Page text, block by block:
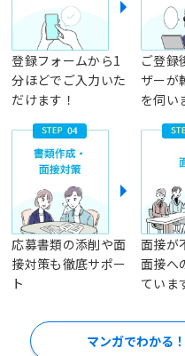
登録フォームから1
分ほどでご入力いた
だけます！
ご登録
ザーが
を伺い
応募書類の添削や面
接対策も徹底サポー
ト
面接が
面接へ
ていま
マンガでわかる